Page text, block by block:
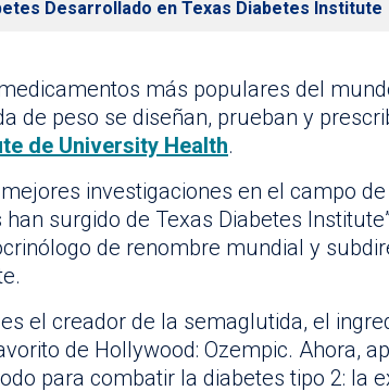
Desarrollado en Texas Diabetes Institute
más populares del
de peso se diseñan, prueban y
de University Health.
investigaciones en el campo
surgido de Texas Diabetes
de renombre mundial y
el creador de la semaglutida, el
de Hollywood: Ozempic. Ahora,
para combatir la diabetes tipo 2: la